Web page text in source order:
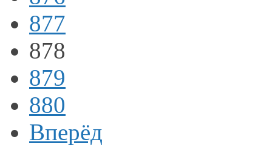
877
878
879
880
Вперёд